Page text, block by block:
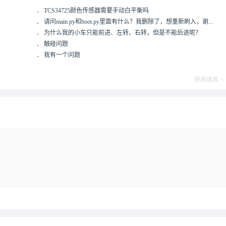
． TCS34725颜色传感器需要手动白平衡吗
． 请问main.py和boot.py里面有什么？我删除了，想重新刷入，谢...
．
为什么我的小车只能前进、左转、右转，但是不能后退呢？
． 触碰问题
． 我有一个问题
使用道具